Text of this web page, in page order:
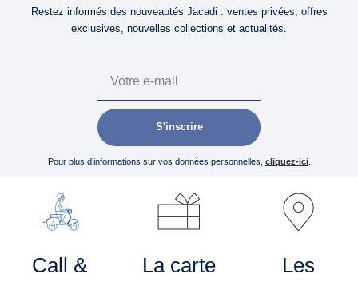
Restez informés des nouveautés Jacadi : ventes privées, offres
exclusives, nouvelles collections et actualités.
S'inscrire
Pour plus d’informations sur vos données personnelles, cliquez-ici.
Call &
La carte
Les